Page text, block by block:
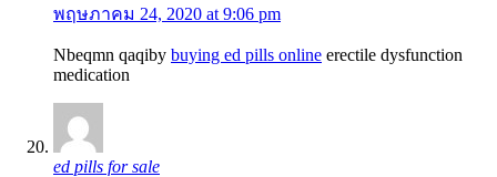
พฤษภาคม 24, 2020 at 9:06 pm
Nbeqmn qaqiby buying ed pills online erectile dysfunction
medication
ed pills for sale